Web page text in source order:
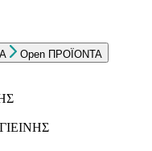
Open ΠΡΟΪΟΝΤΑ